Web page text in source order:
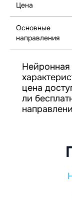
Цена
Основные
направления
Нейронная
цена
ли